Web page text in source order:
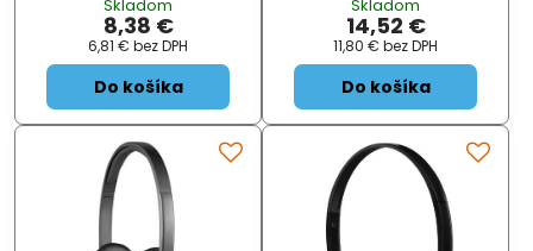
dlouhém používání.
Nastavitelný hlavový most
navíc ještě umocní flexibilitu
k lepšímu padnutí kolem
vaší...
Skladom
8,38 €
6,81 € bez DPH
Do košíka
telefonování po internetu a
také k poslechu hudby,
sledování filmů a hraní her v
plném stereofonním zvuku.
Mikrofon...
Skladom
14,52 €
11,80 € bez DPH
Do košíka